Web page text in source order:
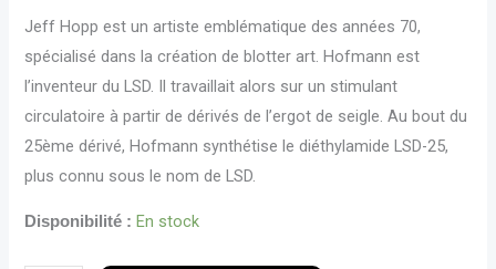
Jeff Hopp est un artiste emblématique des années 70,
spécialisé dans la création de blotter art. Hofmann est
l’inventeur du LSD. Il travaillait alors sur un stimulant
circulatoire à partir de dérivés de l’ergot de seigle. Au bout du
25ème dérivé, Hofmann synthétise le diéthylamide LSD-25,
plus connu sous le nom de LSD.
Disponibilité : En stock